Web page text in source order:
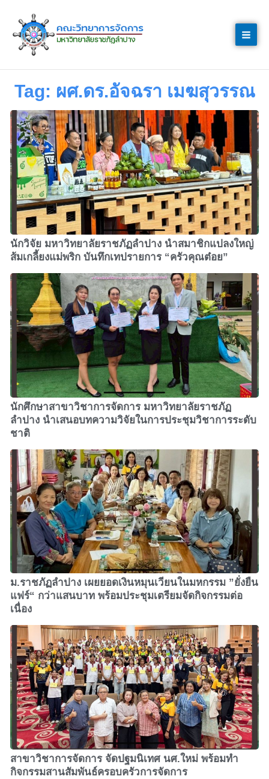
content
Tag: ผศ.ดร.อัจฉรา เมฆสุวรรณ
นักวิจัย มหาวิทยาลัยราชภัฏลำปาง นำสมาชิกแปลงใหญ่
ส้มเกลี้ยงแม่พริก บันทึกเทปรายการ “ครัวคุณต๋อย”
นักศึกษาสาขาวิชาการจัดการ มหาวิทยาลัยราชภัฏ
ลำปาง นำเสนอบทความวิจัยในการประชุมวิชาการระดับ
ชาติ
ม.ราชภัฏลำปาง เผยยอดเงินหมุนเวียนในมหกรรม ”ยั่งยืน
แฟร์“ กว่าแสนบาท พร้อมประชุมเตรียมจัดกิจกรรมต่อ
เนื่อง
สาขาวิชาการจัดการ จัดปฐมนิเทศ นศ.ใหม่ พร้อมทำ
กิจกรรมสานสัมพันธ์ครอบครัวการจัดการ
PagePagePage